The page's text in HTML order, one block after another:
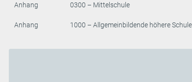
Anhang 0300 – Mittelschule
Anhang 1000 – Allgemeinbildende höhere